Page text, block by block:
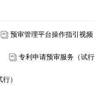
预审管理平台操作指引视频
专利申请预审服务（试行
）